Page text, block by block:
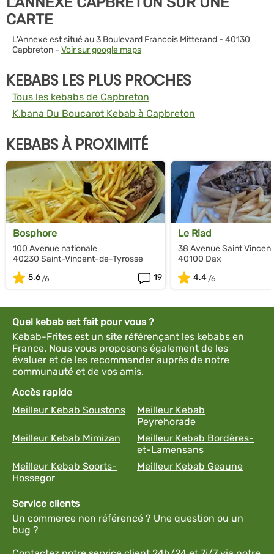
CARTE
L'Annexe est situé au 3 Boulevard Francois Mitterand - 40130
Capbreton - Voir sur google maps
KEBABS LES PLUS PROCHES
Tous les kebabs de Capbreton
K.bana Du Boucarot Kebab à Capbreton
KEBABS À PROXIMITÉ
Bosphore
100 Avenue nationale
40230 Saint-Vincent-de-Tyrosse
5.6
19
Le Riad
38 Avenue Saint
40100 Dax
4.4
Quel kebab est fait pour vous ?
Kebab-Frites est un site référençant les kebabs en
France. Nous vous proposons également de les
évaluer et de les recommander auprès de notre
communauté et de vos amis.
Accès rapide
Meilleur Kebab Soustons
Meilleur Kebab
Peyrehorade
Meilleur Kebab Mimizan
Meilleur Kebab Bordères-
et-Lamensans
Meilleur Kebab Soorts-
Hossegor
Meilleur Kebab Geaune
Service clients
Un commerce non référencé ? Une question ou un
bug ?